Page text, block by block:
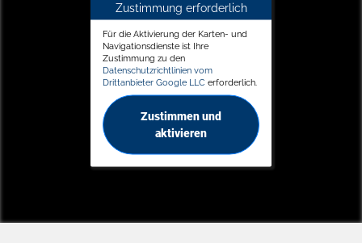
Zustimmung erforderlich
Für die Aktivierung der Karten- und
Navigationsdienste ist Ihre
Zustimmung zu den
Datenschutzrichtlinien vom
Drittanbieter Google LLC erforderlich.
Zustimmen und
aktivieren